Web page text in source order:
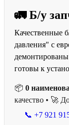
🚛 Б/у
Качественные
давления" с
готовы к
📦 0
качество • 🚀
📞 +7 921